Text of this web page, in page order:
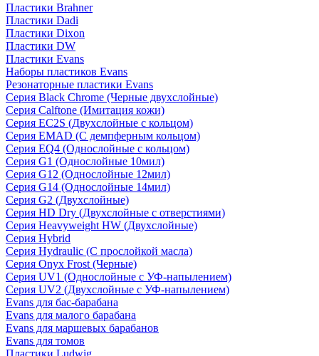
Пластики Brahner
Пластики Dadi
Пластики Dixon
Пластики DW
Пластики Evans
Наборы пластиков Evans
Резонаторные пластики Evans
Серия Black Chrome (Черные двухслойные)
Серия Calftone (Имитация кожи)
Серия EC2S (Двухслойные с кольцом)
Серия EMAD (С демпферным кольцом)
Серия EQ4 (Однослойные с кольцом)
Серия G1 (Однослойные 10мил)
Серия G12 (Однослойные 12мил)
Серия G14 (Однослойные 14мил)
Серия G2 (Двухслойные)
Серия HD Dry (Двухслойные с отверстиями)
Серия Heavyweight HW (Двухслойные)
Серия Hybrid
Серия Hydraulic (С прослойкой масла)
Серия Onyx Frost (Черные)
Серия UV1 (Однослойные с УФ-напылением)
Серия UV2 (Двухслойные с УФ-напылением)
Evans для бас-барабана
Evans для малого барабана
Evans для маршевых барабанов
Evans для томов
Пластики Ludwig